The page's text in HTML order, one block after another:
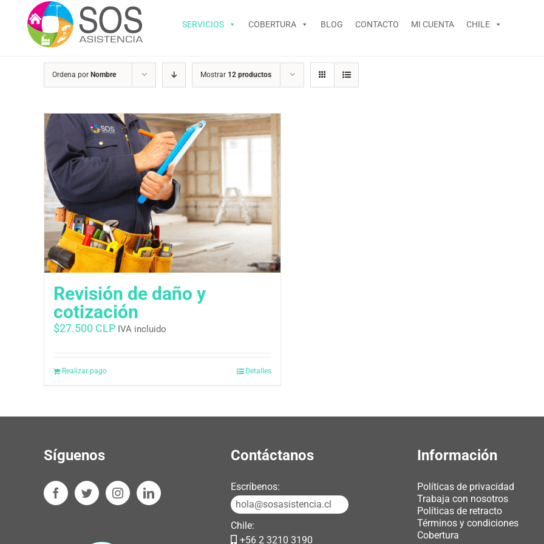
contenido
SERVICIOS COBERTURA BLOG CONTACTO MI CUENTA CHILE
Ordena por Nombre Mostrar 12 productos
Revisión de daño y
cotización
$27.500 CLP IVA incluido
Realizar pago Detalles
Síguenos Contáctanos
Escríbenos:
hola@sosasistencia.cl
Chile:
+56 2 3210 3190
Información
Políticas de privacidad
Trabaja con nosotros
Políticas de retracto
Términos y condiciones
Cobertura